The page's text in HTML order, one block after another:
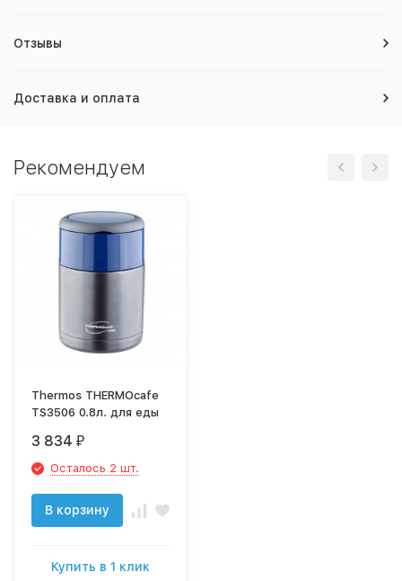
Отзывы
Доставка и оплата
Рекомендуем
Thermos THERMOcafe
TS3506 0.8л. для еды
3 834 ₽
Осталось 2 шт.
В корзину
Купить в 1 клик